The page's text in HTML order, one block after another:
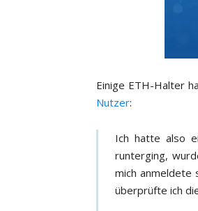
Einige ETH-Halter
Nutzer:
Ich hatte also
runterging,
mich anmeldete
überprüfte ich